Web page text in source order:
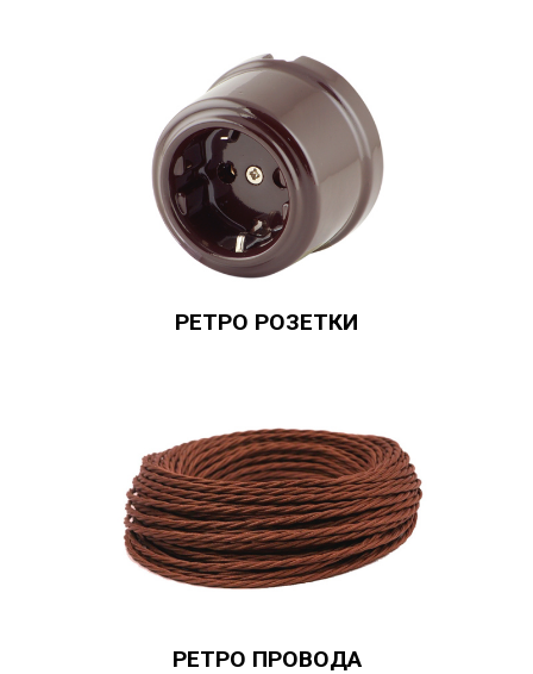
РЕТРО РОЗЕТКИ
РЕТРО ПРОВОДА